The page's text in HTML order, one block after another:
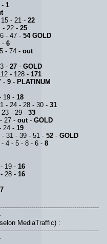
- 1
- 21 - 22
- 22 - 25
- 47 - 54 GOLD
- 6
- 74 - out
- 27 - GOLD
- 128 - 171
- 9 - PLATINUM
19 - 18
- 24 - 28 - 30 - 31
- 29 - 33
27 - out - GOLD
24 - 19
31 - 39 - 51 - 52 - GOLD
4 - 5 - 8 - 6 - 8
19 - 16
28 - 16
MediaTraffic) :